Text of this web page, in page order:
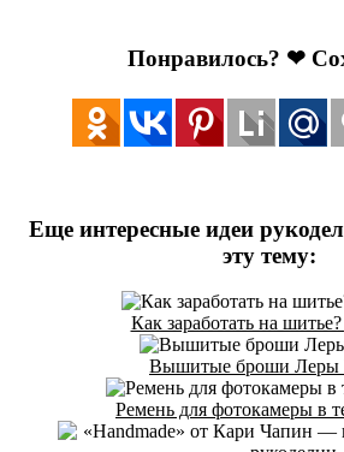
Понравилось? ❤
Еще интересные идеи
эту тему:
Как заработать на
Вышитые броши Леры
Ремень для фотокамеры в